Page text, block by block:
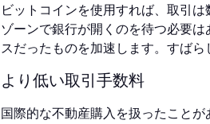
ビットコインを使用すれば、取引
ゾーンで銀行が開くのを待つ必要
スだったものを加速します。すばら
より低い取引手数料
国際的な不動産購入を扱ったこと